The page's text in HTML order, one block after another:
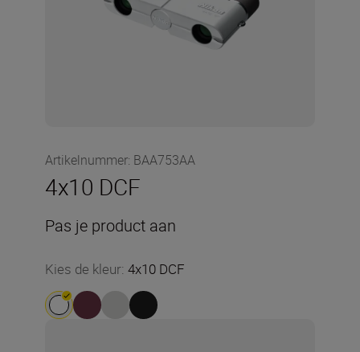
Artikelnummer: BAA753AA
4x10 DCF
Pas je product aan
Kies de kleur: 4x10 DCF